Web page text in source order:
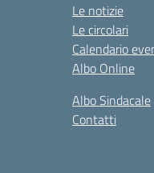
Le notizie
Le circolari
Calendario
Albo Online
Albo Sindacale
Contatti